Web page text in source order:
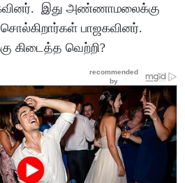
இது அண்ணாமலைக்கு
பாஜகவினர்.
கிடைத்த வெற்றி?